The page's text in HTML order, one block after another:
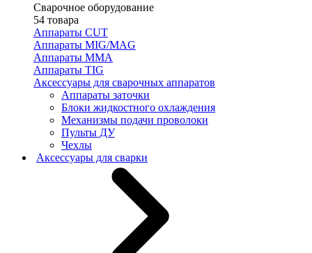
Сварочное оборудование
54 товара
Аппараты CUT
Аппараты MIG/MAG
Аппараты MMA
Аппараты TIG
Аксессуары для сварочных аппаратов
Аппараты заточки
Блоки жидкостного охлаждения
Механизмы подачи проволоки
Пульты ДУ
Чехлы
Аксессуары для сварки